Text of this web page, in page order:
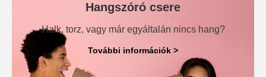
Hangszóró csere
Halk, torz, vagy már egyáltalán nincs hang?
További információk >